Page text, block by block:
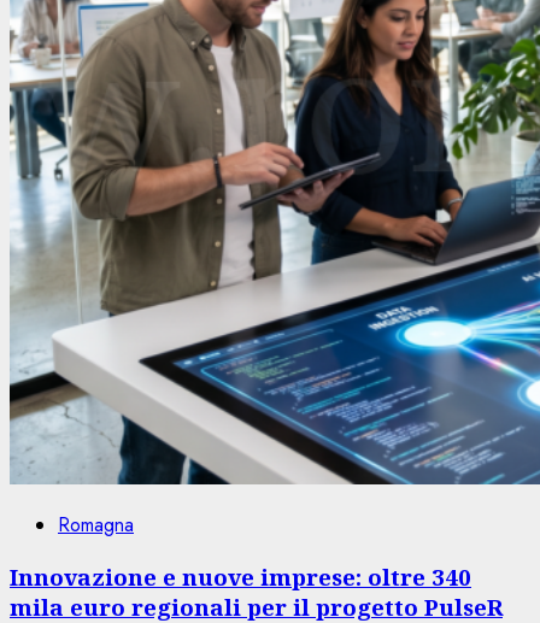
Romagna
Innovazione e nuove imprese: oltre 340
mila euro regionali per il progetto PulseR